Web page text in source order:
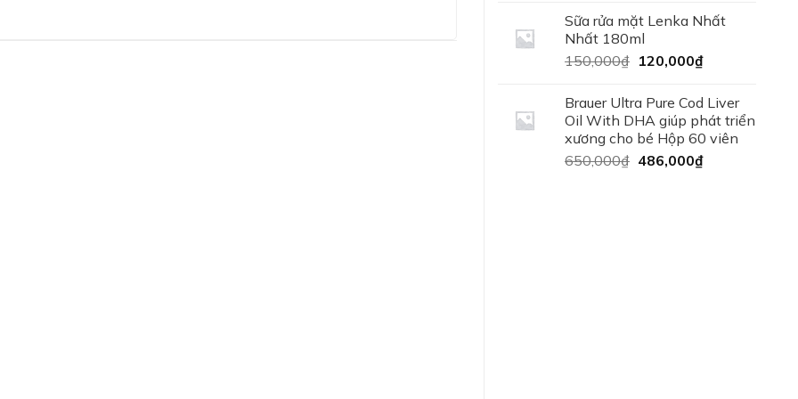
40,000₫.là:
Sữa rửa mặt Lenka Nhất
Nhất 180ml
150,000₫ Giá
là:
150,000₫.
120,000₫Giá
tại
là:
120,000₫.
Brauer Ultra Pure Cod Liver
Oil With DHA giúp phát triển
xương cho bé Hộp 60 viên
650,000₫ Giá
486,000₫Giá
dùng Nhật Bản đều đồng lòng nhắc đến cái tên ANESSA –
ngành mỹ phẩm dược liệu hơn 100 năm tuổi. Ra đời từ năm
nuôi dưỡng làn da dưới nắng”, kết hợp giữa nghiên cứu khoa học
Laboratories.
Sunscreen Skincare” là dòng cao cấp nhất, hướng tới hiệu quả
da.
công nghệ Auto Booster độc quyền, giúp lớp màng chống nắng
độ ẩm trong không khí – một cải tiến vượt trội so với các dòng
glycerin và hyaluronic acid, không chỉ tạo lớp bảo vệ vững
rào da. Sản phẩm có thể dùng cho cả mặt, cơ thể và tóc, tạo lớp
cho mọi loại da – kể cả da nhạy cảm nhẹ.
Skincare Spray NA SPF50+/PA++++